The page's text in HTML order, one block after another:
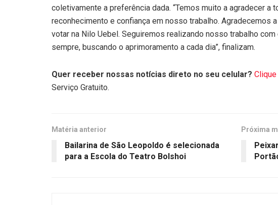
coletivamente a preferência dada. “Temos muito a agradecer
reconhecimento e confiança em nosso trabalho. Agradecemos
votar na Nilo Uebel. Seguiremos realizando nosso trabalho
sempre, buscando o aprimoramento a cada dia”, finalizam.
Quer receber nossas notícias direto no seu celular?
Serviço Gratuito.
Matéria anterior
Bailarina de São Leopoldo é selecionada
para a Escola do Teatro Bolshoi
Próxima